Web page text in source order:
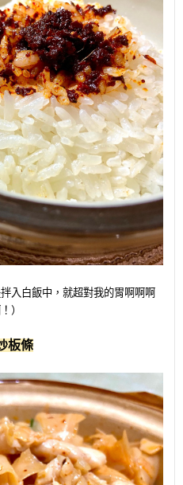
入白飯中，就超對我的胃啊啊啊
）
板條